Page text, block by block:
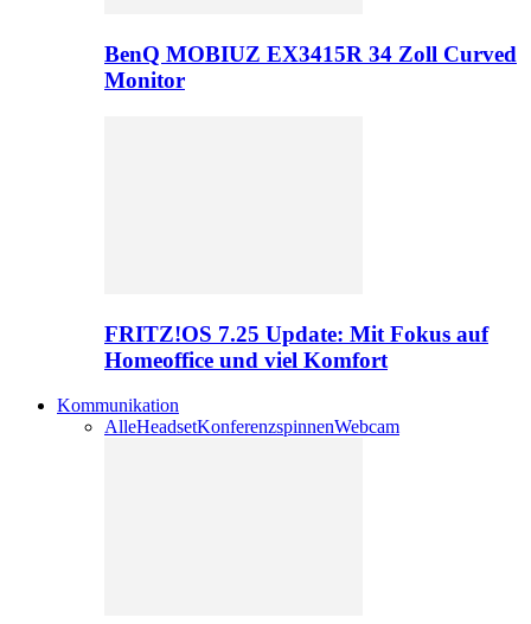
BenQ MOBIUZ EX3415R 34 Zoll Curved
Monitor
FRITZ!OS 7.25 Update: Mit Fokus auf
Homeoffice und viel Komfort
Kommunikation
AlleHeadsetKonferenzspinnenWebcam